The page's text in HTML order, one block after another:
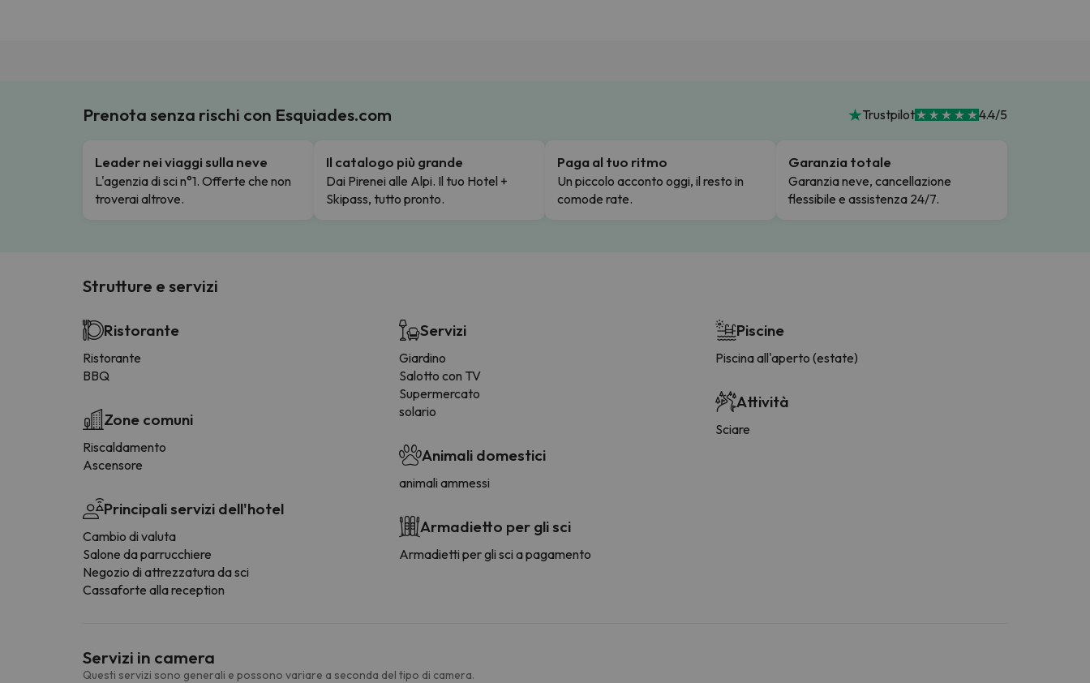
Prenota senza rischi con Esquiades.com Trustpilot 4.4/5
Leader nei viaggi sulla neve
L'agenzia di sci n°1. Offerte che non
troverai altrove.
Il catalogo più grande
Dai Pirenei alle Alpi. Il tuo Hotel +
Skipass, tutto pronto.
Paga al tuo ritmo
Un piccolo acconto oggi, il resto in
comode rate.
Garanzia totale
Garanzia neve, cancellazione
flessibile e assistenza 24/7.
Strutture e servizi
Ristorante
Ristorante
BBQ
Zone comuni
Riscaldamento
Ascensore
Principali servizi dell'hotel
Cambio di valuta
Salone da parrucchiere
Negozio di attrezzatura da sci
Cassaforte alla reception
Servizi
Giardino
Salotto con TV
Supermercato
solario
Animali domestici
animali ammessi
Armadietto per gli sci
Armadietti per gli sci a pagamento
Piscine
Piscina all'aperto (estate)
Attività
Sciare
Servizi in camera
Questi servizi sono generali e possono variare a seconda del tipo di camera.